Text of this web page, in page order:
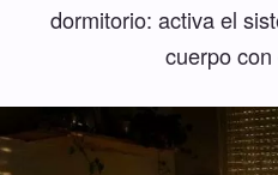
dormitorio: activa el
cuerpo